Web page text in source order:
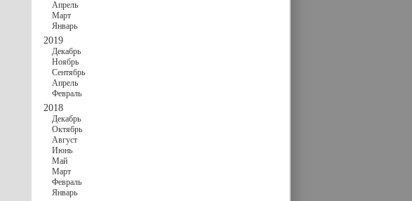
Апрель
Март
Январь
2019
Декабрь
Ноябрь
Сентябрь
Апрель
Февраль
2018
Декабрь
Октябрь
Август
Июнь
Май
Март
Февраль
Январь